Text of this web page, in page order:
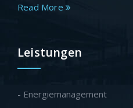
Read More
Leistungen
- Energiemanagement